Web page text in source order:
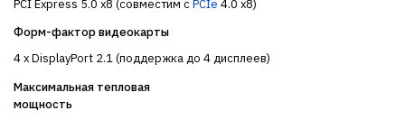
PCI Express 5.0 x8 (совместим сPCIe 4.0 x8)
Форм-фактор видеокарты
4 x DisplayPort 2.1 (поддержка до 4 дисплеев)
Максимальная тепловая
мощность